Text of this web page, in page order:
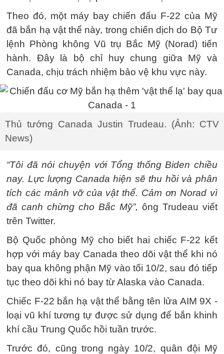
Theo đó, một máy bay chiến đấu F-22 của Mỹ
đã bắn hạ vật thể này, trong chiến dịch do Bộ Tư
lệnh Phòng không Vũ trụ Bắc Mỹ (Norad) tiến
hành. Đây là bộ chỉ huy chung giữa Mỹ và
Canada, chịu trách nhiệm bảo vệ khu vực này.
Thủ tướng Canada Justin Trudeau. (Ảnh: CTV
News)
“Tôi đã nói chuyện với Tổng thống Biden chiều
nay. Lực lượng Canada hiện sẽ thu hồi và phân
tích các mảnh vỡ của vật thể. Cảm ơn Norad vì
đã canh chừng cho Bắc Mỹ”, ông Trudeau viết
trên Twitter.
Bộ Quốc phòng Mỹ cho biết hai chiếc F-22 kết
hợp với máy bay Canada theo dõi vật thể khi nó
bay qua không phận Mỹ vào tối 10/2, sau đó tiếp
tục theo dõi khi nó bay từ Alaska vào Canada.
Chiếc F-22 bắn hạ vật thể bằng tên lửa AIM 9X -
loại vũ khí tương tự được sử dụng để bắn khinh
khí cầu Trung Quốc hồi tuần trước.
Trước đó, cũng trong ngày 10/2, quân đội Mỹ